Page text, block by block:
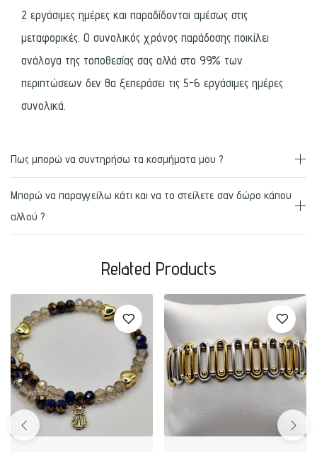
2 εργάσιμες ημέρες και παραδίδονται αμέσως στις
μεταφορικές. Ο συνολικός χρόνος παράδοσης ποικίλει
ανάλογα της τοποθεσίας σας αλλά στο 99% των
περιπτώσεων δεν θα ξεπεράσει τις 5-6 εργάσιμες ημέρες
συνολικά.
Πως μπορώ να συντηρήσω τα κοσμήματα μου ?
Μπορώ να παραγγείλω κάτι και να το στείλετε σαν δώρο κάπου
αλλού ?
Related Products